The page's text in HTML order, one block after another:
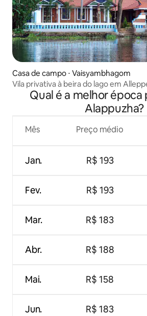
Casa de campo ⋅ Vaisyambhagom
Vila privativa à beira do lago em
Qual é a melhor época
Alappuzha?
Mês
Jan.
Fev.
Mar.
Abr.
Mai.
Jun.
Preço médio
R$ 193
R$ 193
R$ 183
R$ 188
R$ 158
R$ 183